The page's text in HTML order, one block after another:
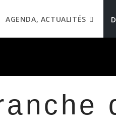
AGENDA, ACTUALITÉS